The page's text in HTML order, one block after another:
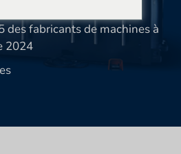
des fabricants de machines à
2024